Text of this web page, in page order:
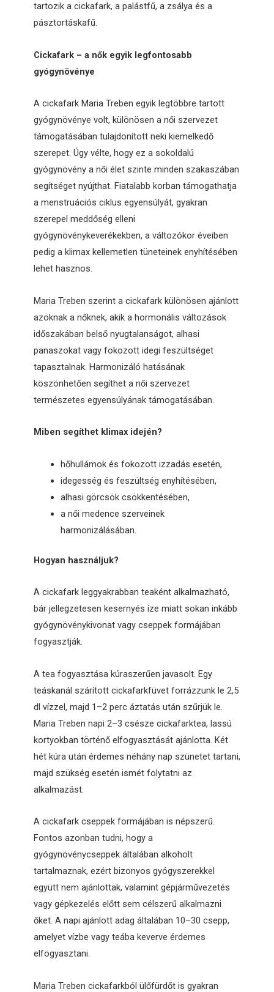
tartozik a cickafark, a palástfű, a zsálya és a
pásztortáskafű.
Cickafark – a nők egyik legfontosabb
gyógynövénye
A cickafark Maria Treben egyik legtöbbre tartott
gyógynövénye volt, különösen a női szervezet
támogatásában tulajdonított neki kiemelkedő
szerepet. Úgy vélte, hogy ez a sokoldalú
gyógynövény a női élet szinte minden szakaszában
segítséget nyújthat. Fiatalabb korban támogathatja
a menstruációs ciklus egyensúlyát, gyakran
szerepel meddőség elleni
gyógynövénykeverékekben, a változókor éveiben
pedig a klimax kellemetlen tüneteinek enyhítésében
lehet hasznos.
Maria Treben szerint a cickafark különösen ajánlott
azoknak a nőknek, akik a hormonális változások
időszakában belső nyugtalanságot, alhasi
panaszokat vagy fokozott idegi feszültséget
tapasztalnak. Harmonizáló hatásának
köszönhetően segíthet a női szervezet
természetes egyensúlyának támogatásában.
Miben segíthet klimax idején?
hőhullámok és fokozott izzadás esetén,
idegesség és feszültség enyhítésében,
alhasi görcsök csökkentésében,
a női medence szerveinek
harmonizálásában.
Hogyan használjuk?
A cickafark leggyakrabban teaként alkalmazható,
bár jellegzetesen kesernyés íze miatt sokan inkább
gyógynövénykivonat vagy cseppek formájában
fogyasztják.
A tea fogyasztása kúraszerűen javasolt. Egy
teáskanál szárított cickafarkfüvet forrázzunk le 2,5
dl vízzel, majd 1–2 perc áztatás után szűrjük le.
Maria Treben napi 2–3 csésze cickafarktea, lassú
kortyokban történő elfogyasztását ajánlotta. Két
hét kúra után érdemes néhány nap szünetet tartani,
majd szükség esetén ismét folytatni az
alkalmazást.
A cickafark cseppek formájában is népszerű.
Fontos azonban tudni, hogy a
gyógynövénycseppek általában alkoholt
tartalmaznak, ezért bizonyos gyógyszerekkel
együtt nem ajánlottak, valamint gépjárművezetés
vagy gépkezelés előtt sem célszerű alkalmazni
őket. A napi ajánlott adag általában 10–30 csepp,
amelyet vízbe vagy teába keverve érdemes
elfogyasztani.
Maria Treben cickafarkból ülőfürdőt is gyakran